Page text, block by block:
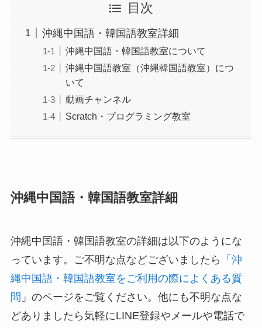
目次
沖縄中国語・韓国語教室詳細
沖縄中国語・韓国語教室について
沖縄中国語教室（沖縄韓国語教室）につ
いて
動画チャンネル
Scratch・プログラミング教室
沖縄中国語・韓国語教室詳細
沖縄中国語・韓国語教室の詳細は以下のようにな
っています。ご不明な点などございましたら「 沖
縄中国語・韓国語教室をご利用の際によくある質
問 」のページをご覧ください。他にも不明な点な
どありましたら気軽にLINE登録やメールや電話で